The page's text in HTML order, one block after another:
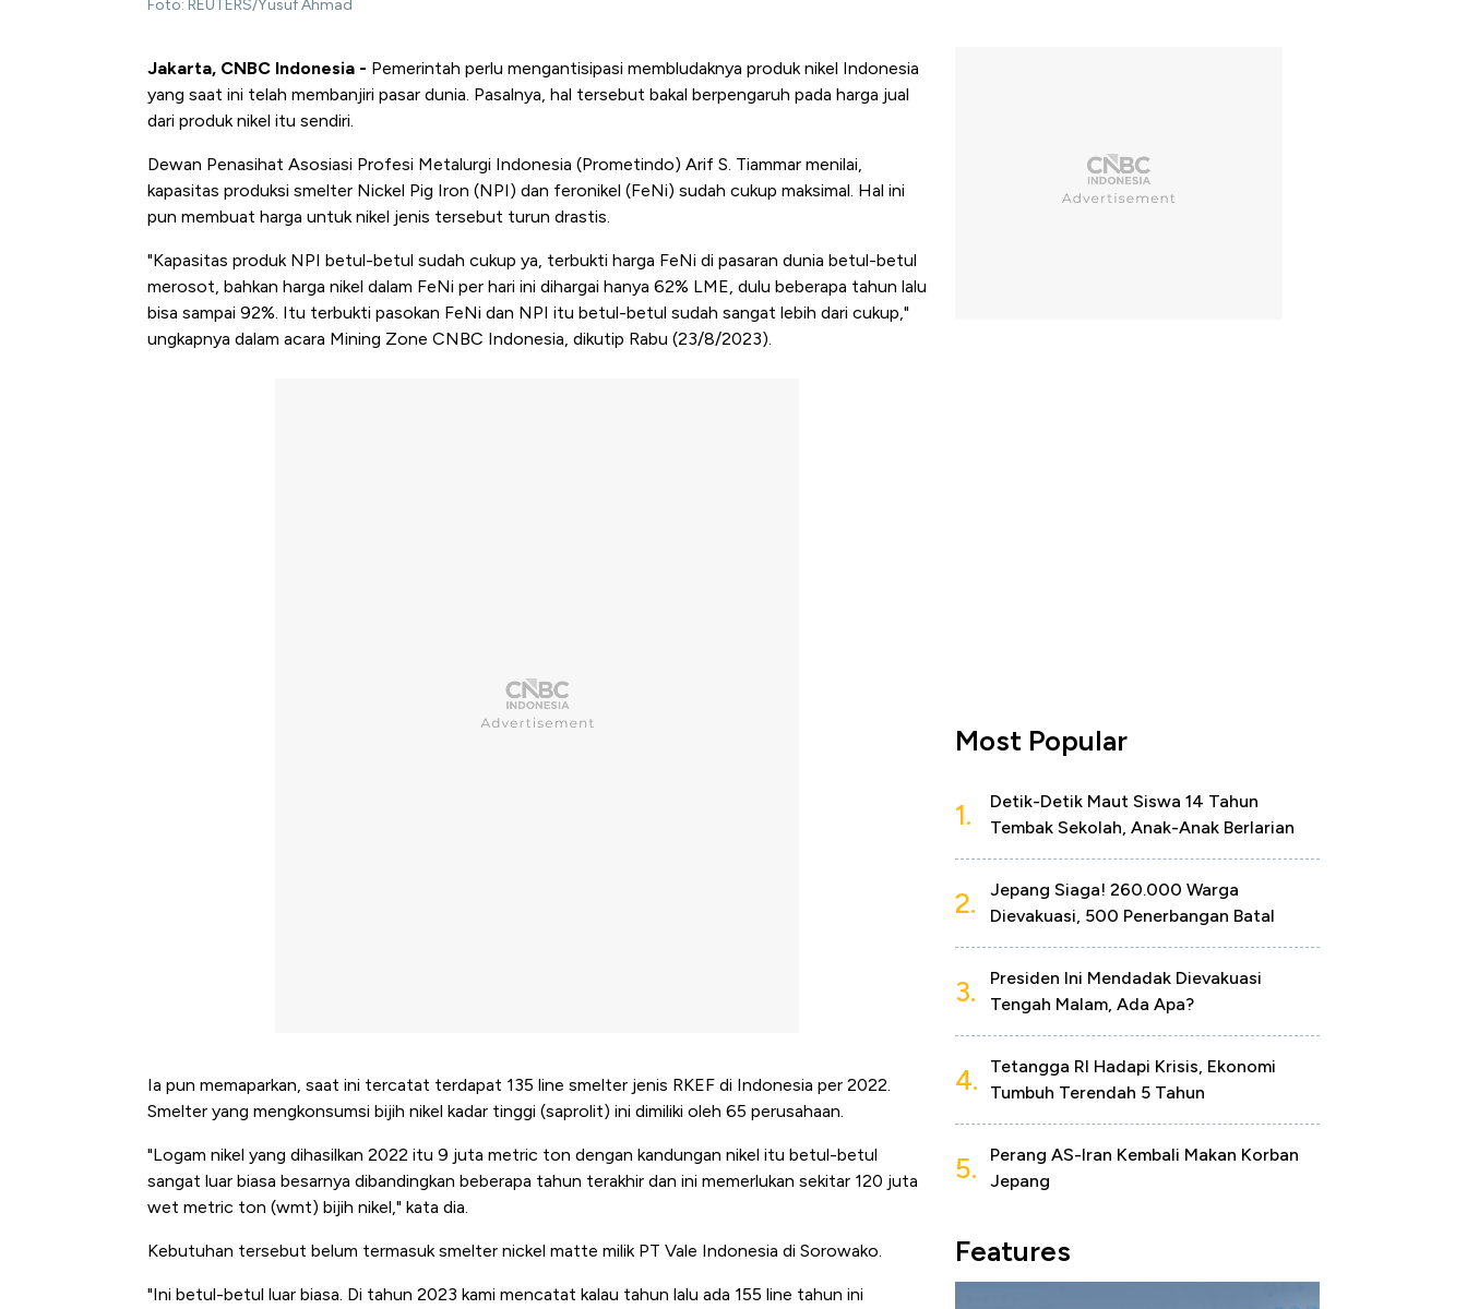
Foto: REUTERS/Yusuf Ahmad
Jakarta, CNBC Indonesia - Pemerintah perlu mengantisipasi membludaknya produk nikel Indonesia
yang saat ini telah membanjiri pasar dunia. Pasalnya, hal tersebut bakal berpengaruh pada harga jual
dari produk nikel itu sendiri.
Dewan Penasihat Asosiasi Profesi Metalurgi Indonesia (Prometindo) Arif S. Tiammar menilai,
kapasitas produksi smelter Nickel Pig Iron (NPI) dan feronikel (FeNi) sudah cukup maksimal. Hal ini
pun membuat harga untuk nikel jenis tersebut turun drastis.
"Kapasitas produk NPI betul-betul sudah cukup ya, terbukti harga FeNi di pasaran dunia betul-betul
merosot, bahkan harga nikel dalam FeNi per hari ini dihargai hanya 62% LME, dulu beberapa tahun lalu
bisa sampai 92%. Itu terbukti pasokan FeNi dan NPI itu betul-betul sudah sangat lebih dari cukup,"
ungkapnya dalam acara Mining Zone CNBC Indonesia, dikutip Rabu (23/8/2023).
Ia pun memaparkan, saat ini tercatat terdapat 135 line smelter jenis RKEF di Indonesia per 2022.
Smelter yang mengkonsumsi bijih nikel kadar tinggi (saprolit) ini dimiliki oleh 65 perusahaan.
"Logam nikel yang dihasilkan 2022 itu 9 juta metric ton dengan kandungan nikel itu betul-betul
sangat luar biasa besarnya dibandingkan beberapa tahun terakhir dan ini memerlukan sekitar 120 juta
wet metric ton (wmt) bijih nikel," kata dia.
Kebutuhan tersebut belum termasuk smelter nickel matte milik PT Vale Indonesia di Sorowako.
"Ini betul-betul luar biasa. Di tahun 2023 kami mencatat kalau tahun lalu ada 155 line tahun ini
Most Popular
1.
Detik-Detik Maut Siswa 14 Tahun
Tembak Sekolah, Anak-Anak Berlarian
2.
Jepang Siaga! 260.000 Warga
Dievakuasi, 500 Penerbangan Batal
3.
Presiden Ini Mendadak Dievakuasi
Tengah Malam, Ada Apa?
4.
Tetangga RI Hadapi Krisis, Ekonomi
Tumbuh Terendah 5 Tahun
5.
Perang AS-Iran Kembali Makan Korban
Jepang
Features